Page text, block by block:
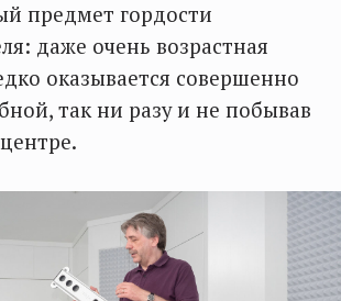
предмет гордости
даже очень возрастная
оказывается совершенно
так ни разу и не побывав